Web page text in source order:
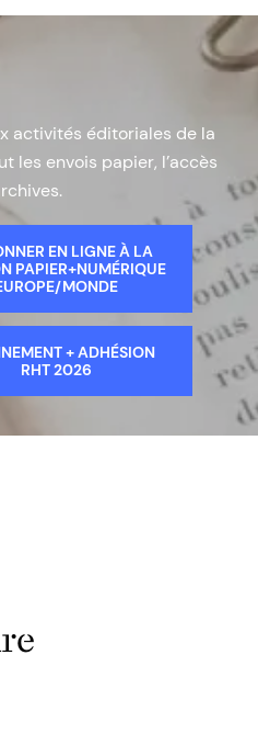
activités éditoriales de la
les envois papier, l’accès
EN LIGNE À LA
PAPIER+NUMÉRIQUE
MONDE
+ ADHÉSION
RHT 2026